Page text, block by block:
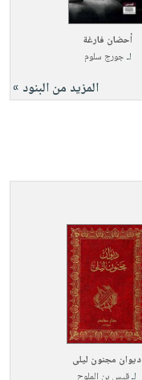
أحضان فارغة
لـجورج سلوم
المزيد من البنود »
ديوان مجنون ليلى